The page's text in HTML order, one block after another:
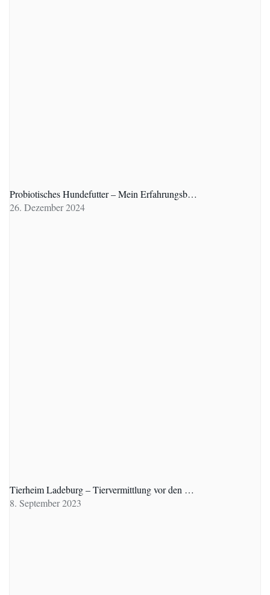
Probiotisches Hundefutter – Mein Erfahrungsb…
26. Dezember 2024
Tierheim Ladeburg – Tiervermittlung vor den …
8. September 2023